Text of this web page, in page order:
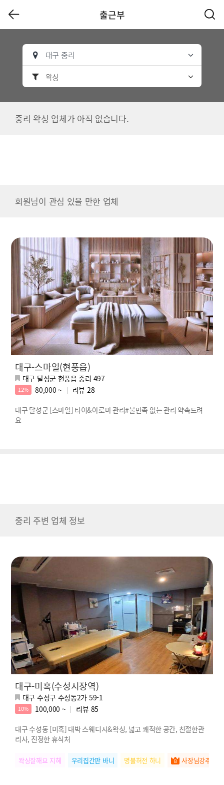
출근부
대구 중리
왁싱
중리 왁싱 업체가 아직 없습니다.
회원님이 관심 있을 만한 업체
대구-스마일(현풍읍)
대구 달성군 현풍읍 중리 497
12% 80,000 ~ 리뷰 28
대구 달성군 [스마일] 타이&아로마 관리#불만족 없는 관리 약속드려
요
중리 주변 업체 정보
대구-미혹(수성시장역)
대구 수성구 수성동2가 59-1
10% 100,000 ~ 리뷰 85
대구 수성동 [미혹] 대박 스웨디시&왁싱, 넓고 쾌적한 공간, 친절한관
리사, 진정한 휴식처
왁싱잘해요 지혜 우리집간판 바니 명불허전 하니 사장님강추 서아